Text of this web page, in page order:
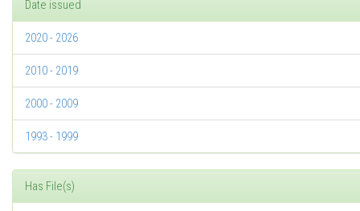
Date issued
2020 - 2026
2010 - 2019
2000 - 2009
1993 - 1999
Has File(s)